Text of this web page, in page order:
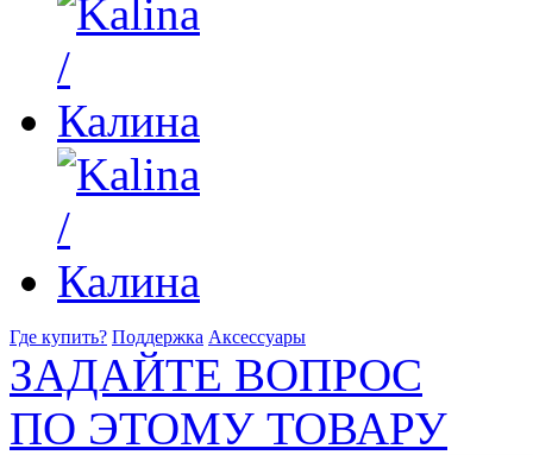
Где купить? Поддержка Аксессуары
ЗАДАЙТЕ ВОПРОС
ПО ЭТОМУ ТОВАРУ